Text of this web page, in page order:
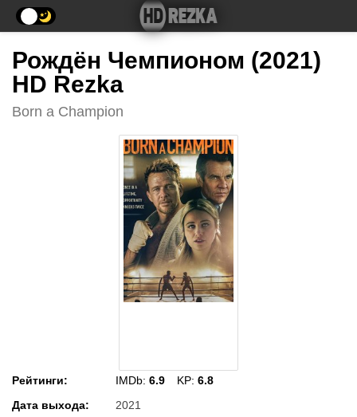
Рождён Чемпионом (2021)
HD Rezka
Born a Champion
Рейтинги: IMDb: 6.9 KP: 6.8
Дата выхода:
2021